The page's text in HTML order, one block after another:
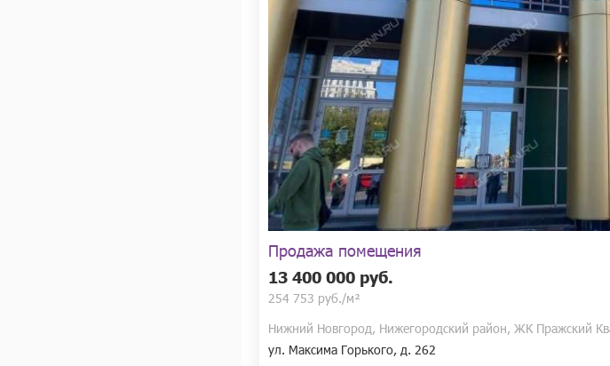
Продажа помещения
13 400 000 руб.
254 753 руб./м²
Нижний Новгород, Нижегородский район, ЖК Пражский
ул. Максима Горького, д. 262